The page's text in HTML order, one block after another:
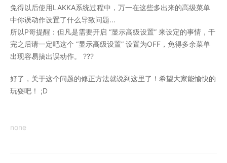
免得以后使用LAKKA系统过程中，万一在这些多出来的高级菜单
中你误动作设置了什么导致问题...
所以P哥提醒：但凡是需要开启 “显示高级设置” 来设定的事情，干
完之后请一定吧这个 “显示高级设置” 设置为OFF，免得多余菜单
出现容易搞出误动作。 ???
好了，关于这个问题的修正方法就说到这里了！希望大家能愉快的
玩耍吧！ ;D
none